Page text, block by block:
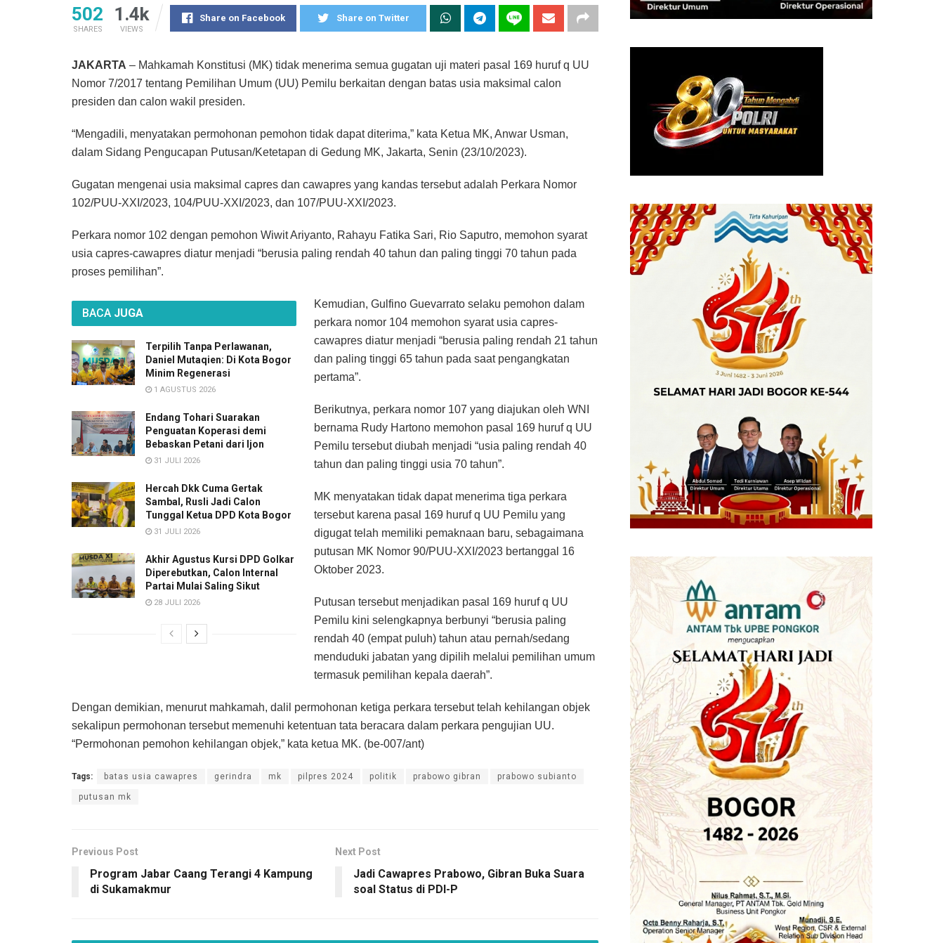
502
SHARES
1.4k
VIEWS
Share on Facebook Share on Twitter
JAKARTA – Mahkamah Konstitusi (MK) tidak menerima semua gugatan uji materi pasal 169 huruf q UU
Nomor 7/2017 tentang Pemilihan Umum (UU) Pemilu berkaitan dengan batas usia maksimal calon
presiden dan calon wakil presiden.
“Mengadili, menyatakan permohonan pemohon tidak dapat diterima,” kata Ketua MK, Anwar Usman,
dalam Sidang Pengucapan Putusan/Ketetapan di Gedung MK, Jakarta, Senin (23/10/2023).
Gugatan mengenai usia maksimal capres dan cawapres yang kandas tersebut adalah Perkara Nomor
102/PUU-XXI/2023, 104/PUU-XXI/2023, dan 107/PUU-XXI/2023.
Perkara nomor 102 dengan pemohon Wiwit Ariyanto, Rahayu Fatika Sari, Rio Saputro, memohon syarat
usia capres-cawapres diatur menjadi “berusia paling rendah 40 tahun dan paling tinggi 70 tahun pada
proses pemilihan”.
BACA JUGA
Terpilih Tanpa Perlawanan,
Daniel Mutaqien: Di Kota Bogor
Minim Regenerasi
1 AGUSTUS 2026
Endang Tohari Suarakan
Penguatan Koperasi demi
Bebaskan Petani dari Ijon
31 JULI 2026
Hercah Dkk Cuma Gertak
Sambal, Rusli Jadi Calon
Tunggal Ketua DPD Kota Bogor
31 JULI 2026
Akhir Agustus Kursi DPD Golkar
Diperebutkan, Calon Internal
Partai Mulai Saling Sikut
28 JULI 2026
Kemudian, Gulfino Guevarrato selaku pemohon dalam
perkara nomor 104 memohon syarat usia capres-
cawapres diatur menjadi “berusia paling rendah 21 tahun
dan paling tinggi 65 tahun pada saat pengangkatan
pertama”.
Berikutnya, perkara nomor 107 yang diajukan oleh WNI
bernama Rudy Hartono memohon pasal 169 huruf q UU
Pemilu tersebut diubah menjadi “usia paling rendah 40
tahun dan paling tinggi usia 70 tahun”.
MK menyatakan tidak dapat menerima tiga perkara
tersebut karena pasal 169 huruf q UU Pemilu yang
digugat telah memiliki pemaknaan baru, sebagaimana
putusan MK Nomor 90/PUU-XXI/2023 bertanggal 16
Oktober 2023.
Putusan tersebut menjadikan pasal 169 huruf q UU
Pemilu kini selengkapnya berbunyi “berusia paling
rendah 40 (empat puluh) tahun atau pernah/sedang
menduduki jabatan yang dipilih melalui pemilihan umum
termasuk pemilihan kepala daerah”.
Dengan demikian, menurut mahkamah, dalil permohonan ketiga perkara tersebut telah kehilangan objek
sekalipun permohonan tersebut memenuhi ketentuan tata beracara dalam perkara pengujian UU.
“Permohonan pemohon kehilangan objek,” kata ketua MK. (be-007/ant)
Tags: batas usia cawapres gerindra mk pilpres 2024 politik prabowo gibran prabowo subianto
putusan mk
Previous Post
Program Jabar Caang Terangi 4 Kampung
di Sukamakmur
Next Post
Jadi Cawapres Prabowo, Gibran Buka Suara
soal Status di PDI-P